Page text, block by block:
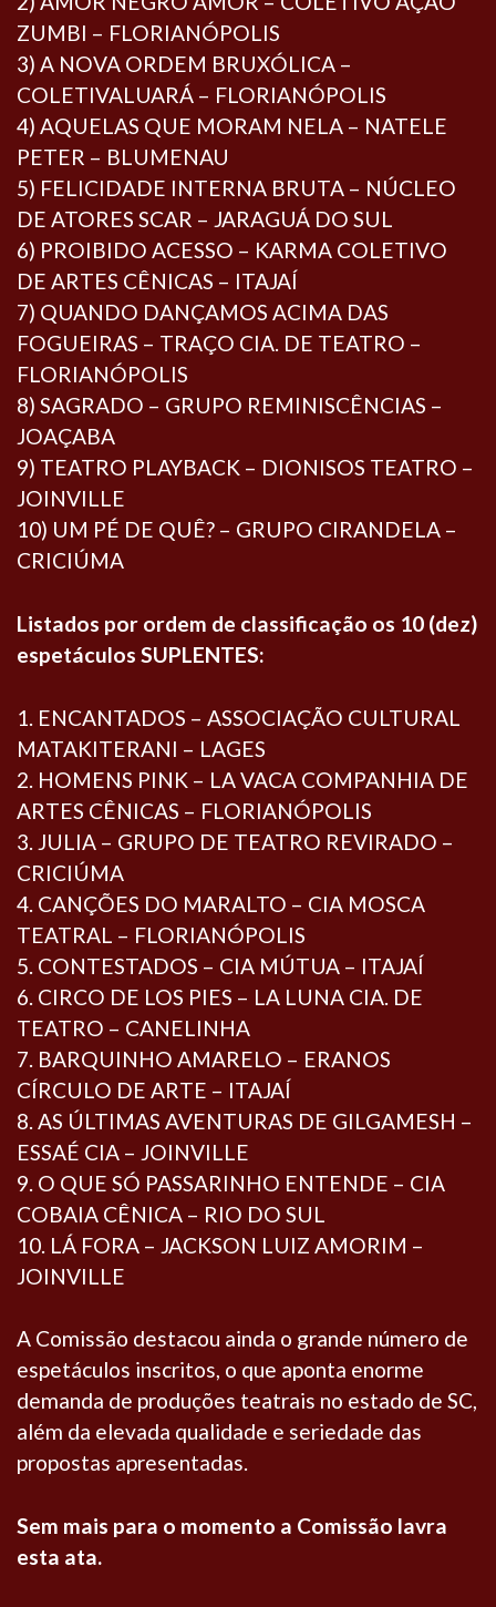
ZUMBI – FLORIANÓPOLIS
3) A NOVA ORDEM BRUXÓLICA –
COLETIVALUARÁ – FLORIANÓPOLIS
4) AQUELAS QUE MORAM NELA – NATELE
PETER – BLUMENAU
5) FELICIDADE INTERNA BRUTA – NÚCLEO
DE ATORES SCAR – JARAGUÁ DO SUL
6) PROIBIDO ACESSO – KARMA COLETIVO
DE ARTES CÊNICAS – ITAJAÍ
7) QUANDO DANÇAMOS ACIMA DAS
FOGUEIRAS – TRAÇO CIA. DE TEATRO –
FLORIANÓPOLIS
8) SAGRADO – GRUPO REMINISCÊNCIAS –
JOAÇABA
9) TEATRO PLAYBACK – DIONISOS TEATRO –
JOINVILLE
10) UM PÉ DE QUÊ? – GRUPO CIRANDELA –
CRICIÚMA
Listados por ordem de classificação os 10 (dez)
espetáculos SUPLENTES:
1. ENCANTADOS – ASSOCIAÇÃO CULTURAL
MATAKITERANI – LAGES
2. HOMENS PINK – LA VACA COMPANHIA DE
ARTES CÊNICAS – FLORIANÓPOLIS
3. JULIA – GRUPO DE TEATRO REVIRADO –
CRICIÚMA
4. CANÇÕES DO MARALTO – CIA MOSCA
TEATRAL – FLORIANÓPOLIS
5. CONTESTADOS – CIA MÚTUA – ITAJAÍ
6. CIRCO DE LOS PIES – LA LUNA CIA. DE
TEATRO – CANELINHA
7. BARQUINHO AMARELO – ERANOS
CÍRCULO DE ARTE – ITAJAÍ
8. AS ÚLTIMAS AVENTURAS DE GILGAMESH –
ESSAÉ CIA – JOINVILLE
9. O QUE SÓ PASSARINHO ENTENDE – CIA
COBAIA CÊNICA – RIO DO SUL
10. LÁ FORA – JACKSON LUIZ AMORIM –
JOINVILLE
A Comissão destacou ainda o grande número de
espetáculos inscritos, o que aponta enorme
demanda de produções teatrais no estado de SC,
além da elevada qualidade e seriedade das
propostas apresentadas.
Sem mais para o momento a Comissão lavra
esta ata.